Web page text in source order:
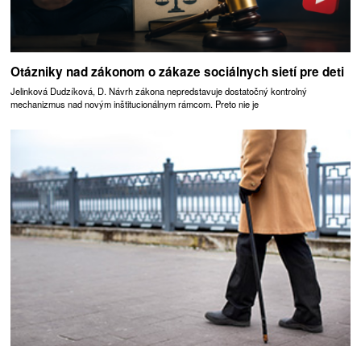
Otázniky nad zákonom o zákaze sociálnych sietí pre deti
Jelinková Dudzíková, D. Návrh zákona nepredstavuje dostatočný kontrolný
mechanizmus nad novým inštitucionálnym rámcom. Preto nie je